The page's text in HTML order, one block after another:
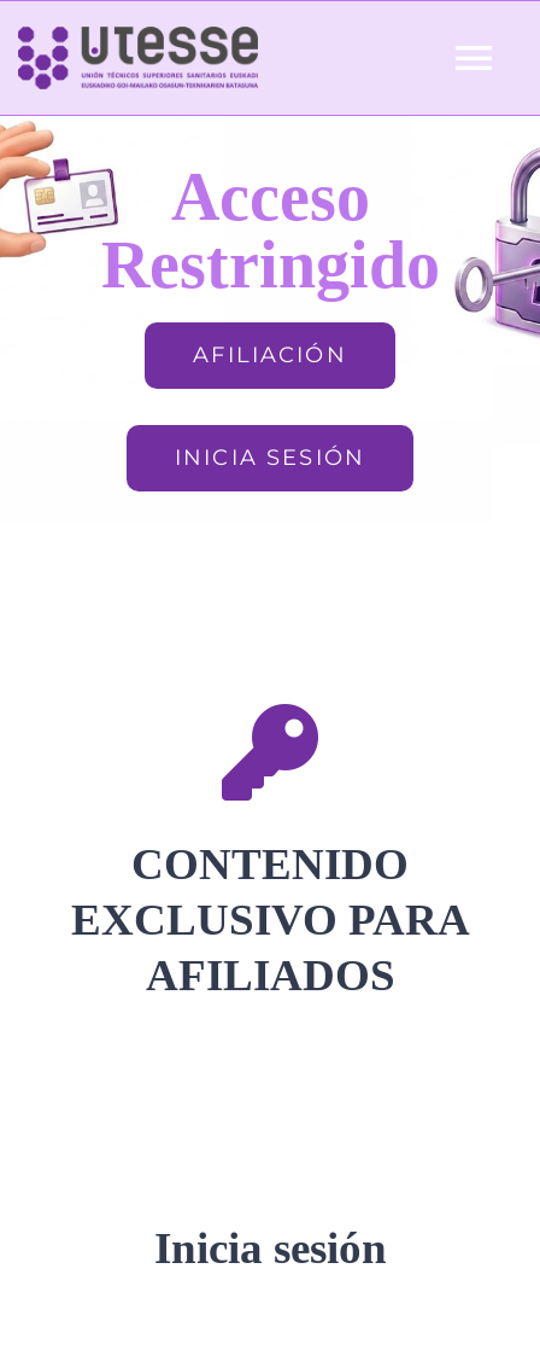
Skip
content
Inicio
QUIÉNES SOMOS Acceso
Restringido
AFILIACIÓN
INICIA SESIÓN
CONTENIDO
EXCLUSIVO PARA
AFILIADOS
Inicia sesión